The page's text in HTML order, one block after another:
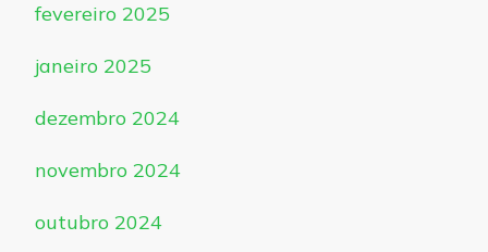
fevereiro 2025
janeiro 2025
dezembro 2024
novembro 2024
outubro 2024